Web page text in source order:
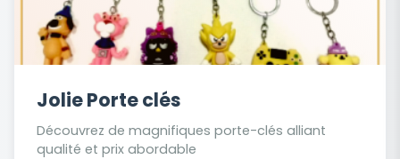
Jolie Porte clés
Découvrez de magnifiques porte-clés alliant
qualité et prix abordable